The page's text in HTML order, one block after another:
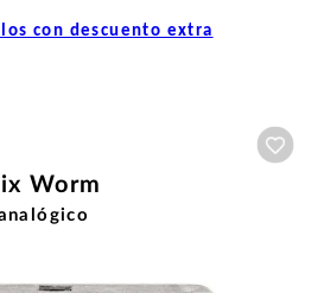
con descuento extra
Worm